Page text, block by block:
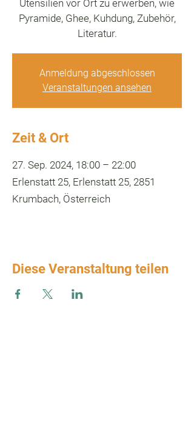
Utensilien vor Ort zu erwerben, wie
Pyramide, Ghee, Kuhdung, Zubehör,
Literatur.
Anmeldung abgeschlossen
Veranstaltungen ansehen
Zeit & Ort
27. Sep. 2024, 18:00 – 22:00
Erlenstatt 25, Erlenstatt 25, 2851
Krumbach, Österreich
Diese Veranstaltung teilen